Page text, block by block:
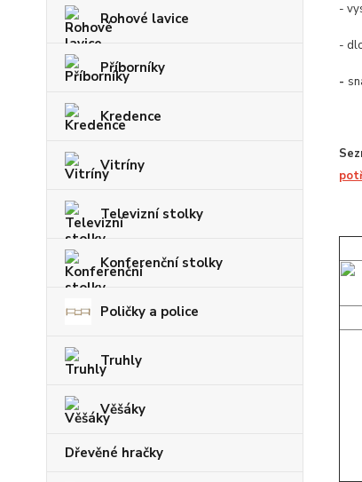
Rohové lavice
Příborníky
Kredence
Vitríny
Televizní stolky
Konferenční stolky
Poličky a police
Truhly
Věšáky
Dřevěné hračky
-
-
-